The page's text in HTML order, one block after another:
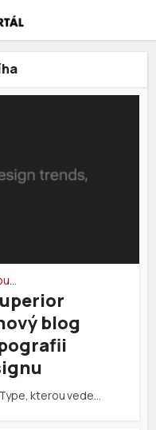
blog
kterou vede…